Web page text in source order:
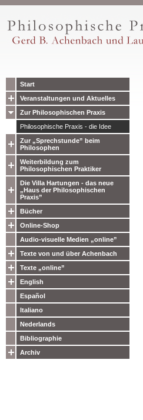
Start
Veranstaltungen und Aktuelles
Zur Philosophischen Praxis
Philosophische Praxis - die Idee
Zur „Sprechstunde” beim
Philosophen
Weiterbildung zum
Philosophischen Praktiker
Die Villa Hartungen - das neue
„Haus der Philosophischen
Praxis”
Bücher
Online-Shop
Audio-visuelle Medien „online”
Texte von und über Achenbach
Texte „online”
English
Español
Italiano
Nederlands
Bibliographie
Archiv